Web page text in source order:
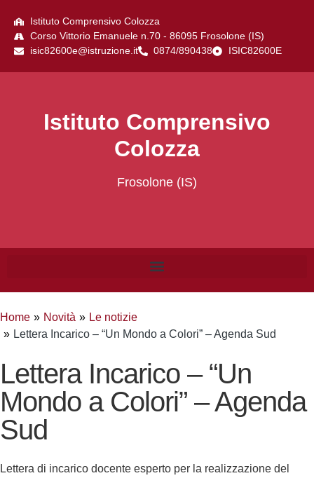
Istituto Comprensivo Colozza
Corso Vittorio Emanuele n.70 - 86095 Frosolone (IS)
isic82600e@istruzione.it
0874/890438 ISIC82600E
Istituto Comprensivo
Colozza
Frosolone (IS)
Home Novità
Le notizie
Lettera Incarico – “Un Mondo a Colori” – Agenda Sud
Lettera Incarico – “Un
Mondo a Colori” – Agenda
Sud
Lettera di incarico docente esperto per la realizzazione del